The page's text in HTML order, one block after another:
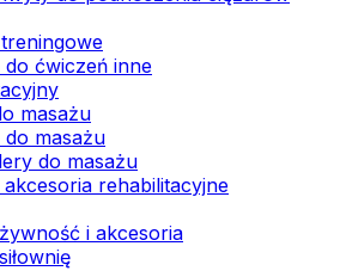
do ćwiczeń inne
masażu
masażu
do masażu
akcesoria rehabilitacyjne
i akcesoria